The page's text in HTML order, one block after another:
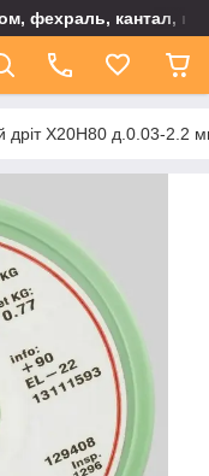
фехраль, кантал,
дріт Х20Н80 д.0.03-